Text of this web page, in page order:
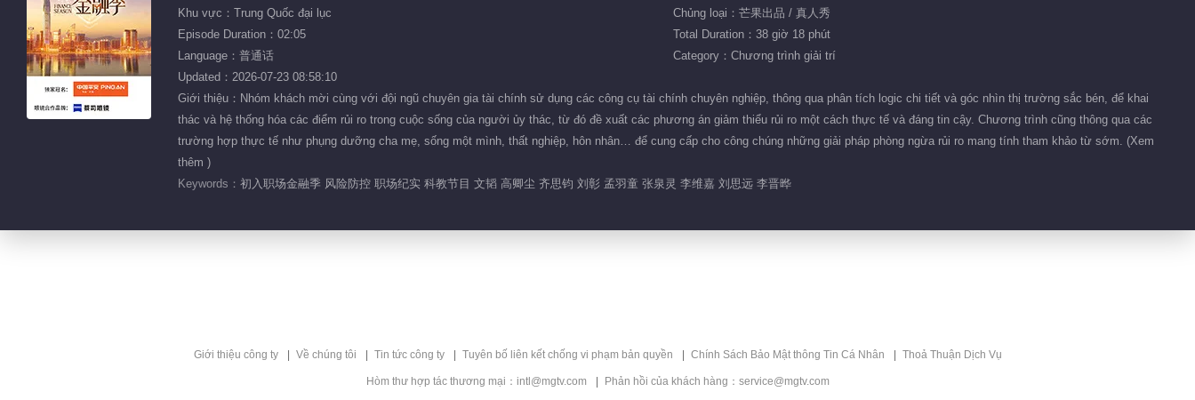
Khu vực：Trung Quốc đại lục
Chủng loại：芒果出品 / 真人秀
Episode Duration：02:05
Total Duration：38 giờ 18 phút
Language：普通话
Category：Chương trình giải trí
Updated：2026-07-23 08:58:10
Giới thiệu：Nhóm khách mời cùng với đội ngũ chuyên gia tài chính sử dụng các công cụ tài chính chuyên nghiệp, thông qua phân tích logic chi tiết và góc nhìn thị trường sắc bén, để khai
thác và hệ thống hóa các điểm rủi ro trong cuộc sống của người ủy thác, từ đó đề xuất các phương án giảm thiểu rủi ro một cách thực tế và đáng tin cậy. Chương trình cũng thông qua các
trường hợp thực tế như phụng dưỡng cha mẹ, sống một mình, thất nghiệp, hôn nhân… để cung cấp cho công chúng những giải pháp phòng ngừa rủi ro mang tính tham khảo từ sớm. (Xem
thêm )
Keywords： 初入职场金融季 风险防控 职场纪实 科教节目 文韬 高卿尘 齐思钧 刘彰 孟羽童 张泉灵 李维嘉 刘思远 李晋晔
Giới thiệu công ty Về chúng tôi Tin tức công ty Tuyên bố liên kết chống vi phạm bản quyền Chính Sách Bảo Mật thông Tin Cá Nhân Thoả Thuận Dịch Vụ
Hòm thư hợp tác thương mại：intl@mgtv.com Phản hồi của khách hàng：service@mgtv.com